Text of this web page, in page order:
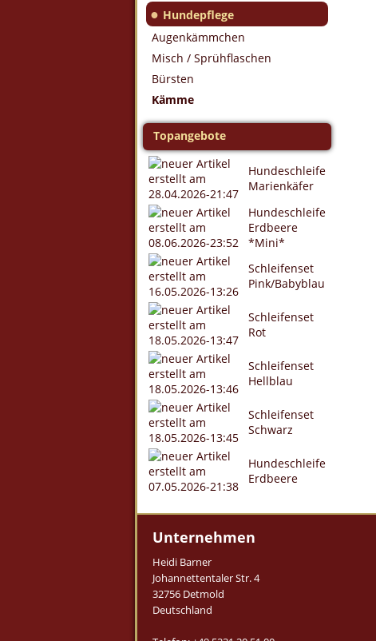
● Hundepflege
Augenkämmchen
Misch / Sprühflaschen
Bürsten
Kämme
Topangebote
Hundeschleife
Marienkäfer
Hundeschleife
Erdbeere
*Mini*
Schleifenset
Pink/Babyblau
Schleifenset
Rot
Schleifenset
Hellblau
Schleifenset
Schwarz
Hundeschleife
Erdbeere
Unternehmen
Heidi Barner
Johannettentaler Str. 4
32756 Detmold
Deutschland